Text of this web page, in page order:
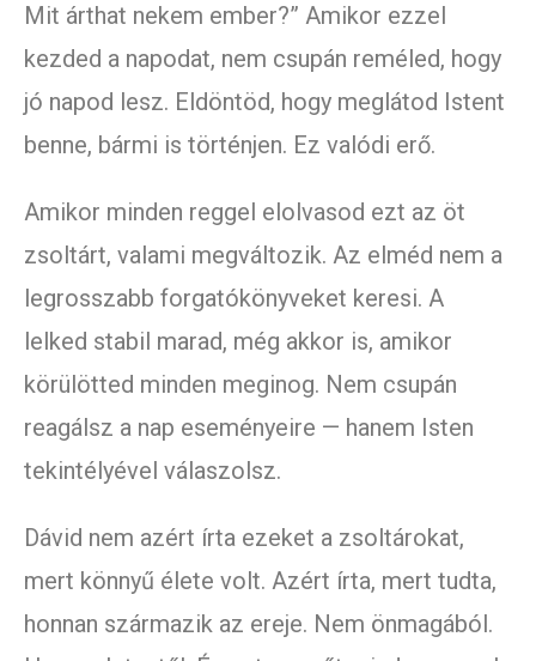
Mit árthat nekem ember?” Amikor ezzel
kezded a napodat, nem csupán reméled, hogy
jó napod lesz. Eldöntöd, hogy meglátod Istent
benne, bármi is történjen. Ez valódi erő.
Amikor minden reggel elolvasod ezt az öt
zsoltárt, valami megváltozik. Az elméd nem a
legrosszabb forgatókönyveket keresi. A
lelked stabil marad, még akkor is, amikor
körülötted minden meginog. Nem csupán
reagálsz a nap eseményeire — hanem Isten
tekintélyével válaszolsz.
Dávid nem azért írta ezeket a zsoltárokat,
mert könnyű élete volt. Azért írta, mert tudta,
honnan származik az ereje. Nem önmagából.